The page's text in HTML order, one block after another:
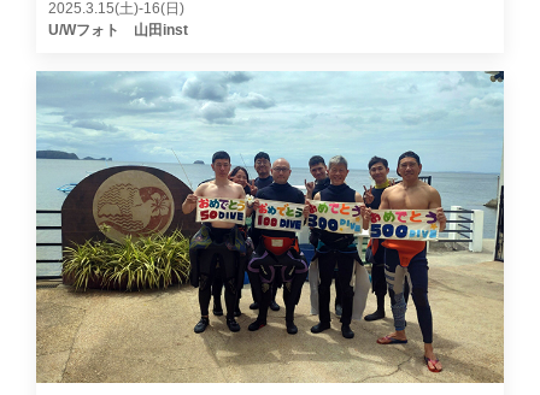
2025.3.15(土)-16(日)
U/Wフォト 山田inst